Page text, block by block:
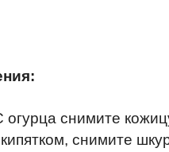
снимите
снимите